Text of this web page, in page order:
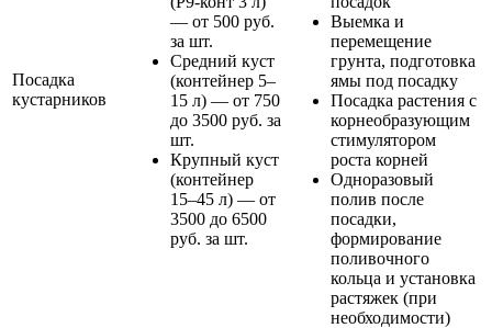
Посадка
кустарников
— от 500 руб.
за шт.
Средний куст
(контейнер 5–
15 л) — от 750
до 3500 руб. за
шт.
Крупный куст
(контейнер
15–45 л) — от
3500 до 6500
руб. за шт.
Выемка и
перемещение
грунта, подготовка
ямы под посадку
Посадка растения с
корнеобразующим
стимулятором
роста корней
Одноразовый
полив после
посадки,
формирование
поливочного
кольца и установка
растяжек (при
необходимости)